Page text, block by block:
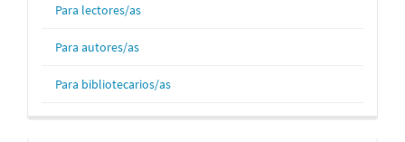
Para lectores/as
Para autores/as
Para bibliotecarios/as